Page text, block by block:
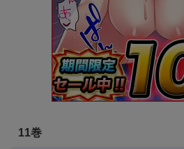
11巻